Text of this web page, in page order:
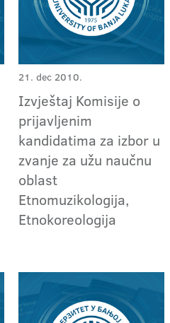
21. dec 2010.
Izvještaj Komisije o
prijavljenim
kandidatima za izbor u
zvanje za užu naučnu
oblast
Etnomuzikologija,
Etnokoreologija